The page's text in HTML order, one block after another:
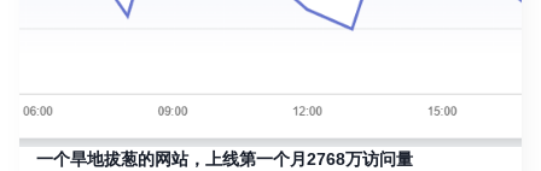
一个旱地拔葱的网站，上线第一个月2768万访问量